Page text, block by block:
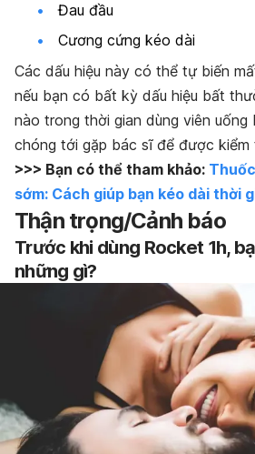
Đau đầu
Cương cứng kéo dài
Các dấu hiệu này có thể tự biến
nếu bạn có bất kỳ dấu hiệu bất
nào trong thời gian dùng viên uống
chóng tới gặp bác sĩ để được kiểm
>>> Bạn có thể tham khảo:
sớm: Cách giúp bạn kéo dài thời
Thận trọng/Cảnh báo
Trước khi dùng Rocket 1h,
những gì?